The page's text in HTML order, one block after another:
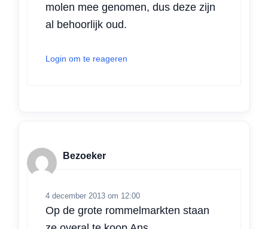
molen mee genomen, dus deze zijn
al behoorlijk oud.
Login om te reageren
Bezoeker
4 december 2013 om 12:00
Op de grote rommelmarkten staan